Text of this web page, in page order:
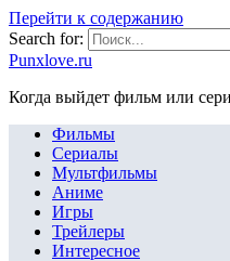
Перейти к содержанию
Search for:
Punxlove.ru
Когда выйдет фильм или
Фильмы
Сериалы
Мультфильмы
Аниме
Игры
Трейлеры
Интересное